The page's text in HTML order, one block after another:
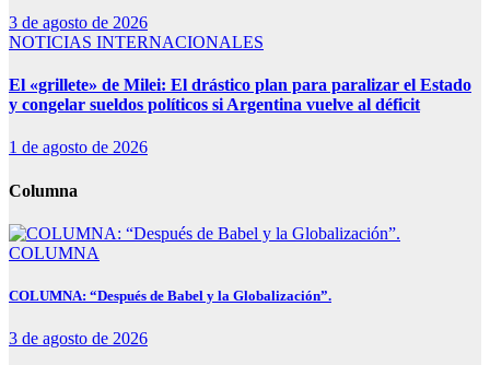
3 de agosto de 2026
NOTICIAS INTERNACIONALES
El «grillete» de Milei: El drástico plan para paralizar el Estado
y congelar sueldos políticos si Argentina vuelve al déficit
1 de agosto de 2026
Columna
COLUMNA
COLUMNA: “Después de Babel y la Globalización”.
3 de agosto de 2026